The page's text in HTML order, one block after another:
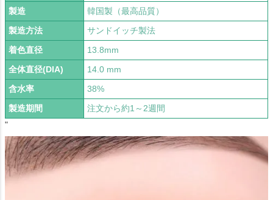
製造
韓国製（最高品質）
製造方法
サンドイッチ製法
着色直径
13.8mm
全体直径(DIA)
14.0 mm
含水率
38%
製造期間
注文から約1～2週間
"